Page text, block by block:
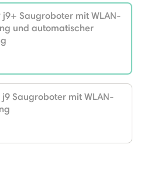
j9+ Saugroboter mit WLAN-
und automatischer
j9 Saugroboter mit WLAN-